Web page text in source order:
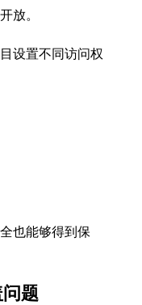
放。
设置不同访问权
也能够得到保
题